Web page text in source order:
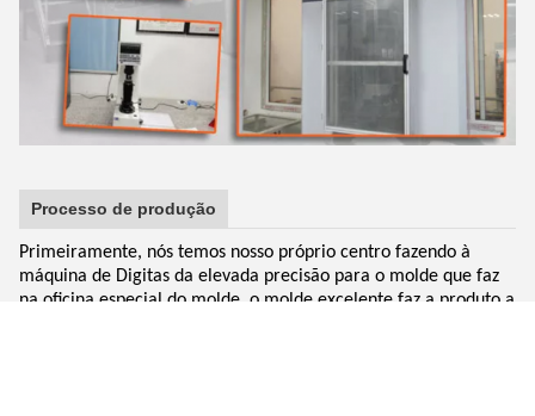
Processo de produção
Primeiramente, nós temos nosso próprio centro fazendo à
máquina de Digitas da elevada precisão para o molde que faz
na oficina especial do molde, o molde excelente faz a produto a